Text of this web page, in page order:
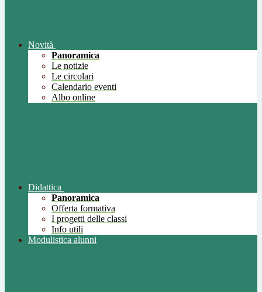
Novità
Panoramica
Le notizie
Le circolari
Calendario eventi
Albo online
Didattica
Panoramica
Offerta formativa
I progetti delle classi
Info utili
Modulistica alunni